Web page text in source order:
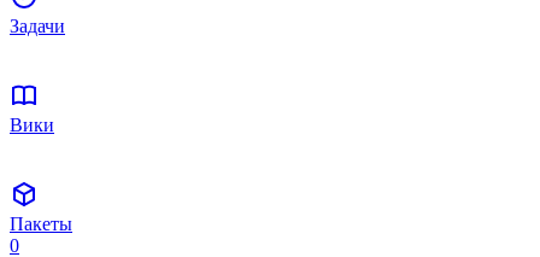
Задачи
Вики
Пакеты
0